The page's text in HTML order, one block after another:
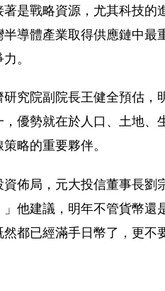
著是戰略資源，尤其科技的
半導體產業取得供應鏈中最
。
研究院副院長王健全預估
，優勢就在於人口、土地
略的重要夥伴。
資佈局，元大投信董事長劉
」他建議，明年不管貨幣
然都已經滿手日幣了，更不